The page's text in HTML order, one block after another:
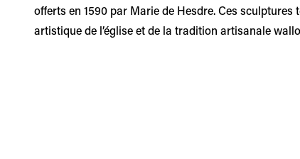
offerts en 1590 par Marie de Hesdre. Ces
artistique de l’église et de la tradition artisanale